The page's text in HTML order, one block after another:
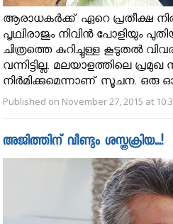
ആരാധകർക്ക് ഏറെ പ്രതീക്ഷ
പൃഥ്വിരാജും നിവിന്‍ പോളിയും
ചിത്രത്തെ കുറിച്ചുള്ള കൂടുതല്‍
വന്നിട്ടില്ല. മലയാളത്തിലെ പ്രമുഖ
നിര്‍മിക്കുമെന്നാണ് സൂചന. ഒരു
Published on November 27, 2015 at
അജിത്തിന് വീണ്ടും ശസ്ത്രക്രിയ...!